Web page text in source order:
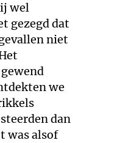
wel
gezegd dat
niet
we
dan
was alsof